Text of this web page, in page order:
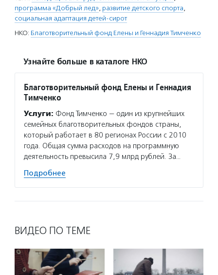
программа «Добрый лед», развитие детского спорта,
социальная адаптация детей-сирот
НКО: Благотворительный фонд Елены и Геннадия Тимченко
Узнайте больше в каталоге НКО
Благотворительный фонд Елены и Геннадия
Тимченко
Услуги: Фонд Тимченко — один из крупнейших
семейных благотворительных фондов страны,
который работает в 80 регионах России с 2010
года. Общая сумма расходов на программную
деятельность превысила 7,9 млрд рублей. За…
Подробнее
ВИДЕО ПО ТЕМЕ